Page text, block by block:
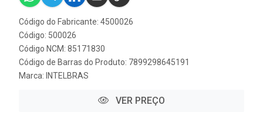
Código do Fabricante: 4500026
Código: 500026
Código NCM: 85171830
Código de Barras do Produto: 7899298645191
Marca: INTELBRAS
VER PREÇO